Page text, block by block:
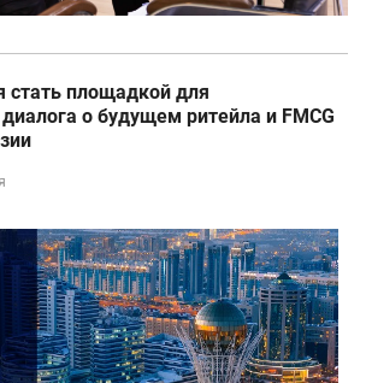
стать площадкой для
диалога о будущем ритейла и FMCG